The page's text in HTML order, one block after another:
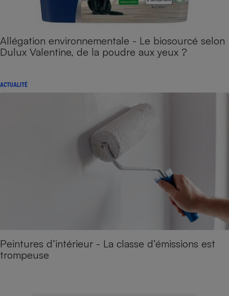
Allégation environnementale - Le biosourcé selon
Dulux Valentine, de la poudre aux yeux ?
ACTUALITÉ
Peintures d’intérieur - La classe d’émissions est
trompeuse